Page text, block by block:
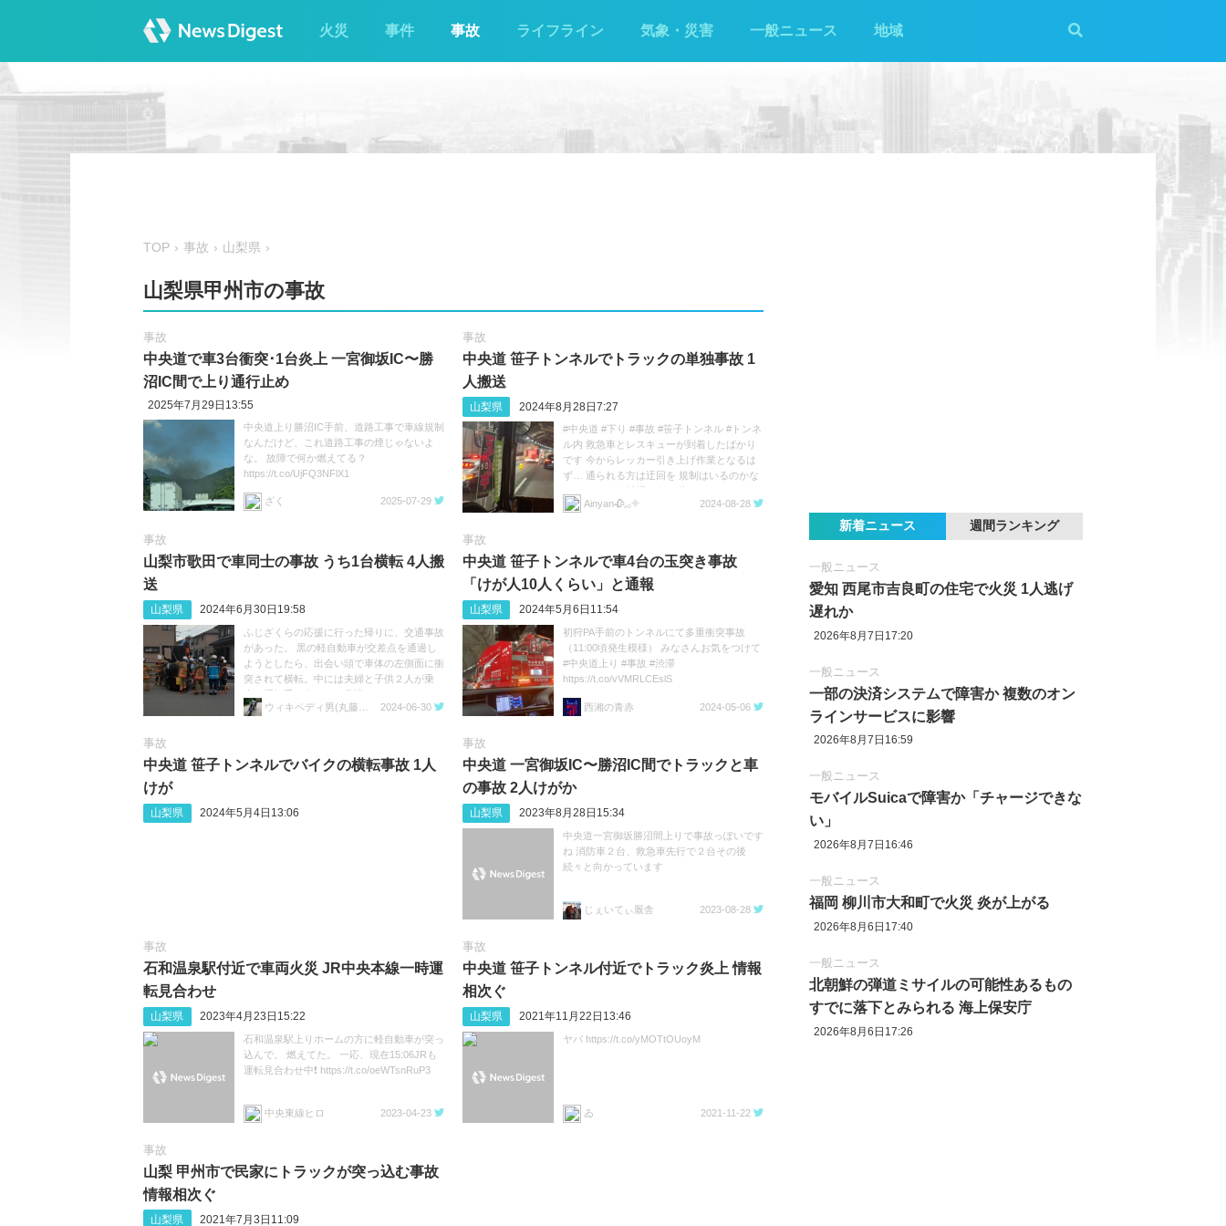
火災 事件 事故 ライフライン 気象・災害 一般ニュース 地域
TOP 事故 山梨県
山梨県甲州市の事故
事故
中央道で車3台衝突･1台炎上 一宮御坂IC〜勝
沼IC間で上り通行止め
2025年7月29日13:55
中央道上り勝沼IC手前、道路工事で車線規制
なんだけど、これ道路工事の煙じゃないよ
な。 故障で何か燃えてる？
https://t.co/UjFQ3NFlX1
ざく 2025-07-29
事故
中央道 笹子トンネルでトラックの単独事故 1
人搬送
山梨県 2024年8月28日7:27
#中央道 #下り #事故 #笹子トンネル #トンネ
ル内 救急車とレスキューが到着したばかり
です 今からレッカー引き上げ作業となるは
ず… 通られる方は迂回を 規制はいるのかな
(2024/08/28 06:35:06)
Ainyan🥀𓈒𓂂𓇬 2024-08-28
事故
山梨市歌田で車同士の事故 うち1台横転 4人搬
送
山梨県 2024年6月30日19:58
ふじざくらの応援に行った帰りに、交通事故
があった。 黒の軽自動車が交差点を通過し
ようとしたら、出会い頭で車体の左側面に衝
突されて横転。中には夫婦と子供２人が乗
車。運転手の奥さんは意識はあり、ガラスで
手を怪我して流血していた。旦那さんや子供
2024-06-30
事故
中央道 笹子トンネルで車4台の玉突き事故
「けが人10人くらい」と通報
山梨県 2024年5月6日11:54
初狩PA手前のトンネルにて多重衝突事故
（11:00頃発生模様） みなさんお気をつけて
#中央道上り #事故 #渋滞
https://t.co/vVMRLCEslS
西湘の青赤 2024-05-06
事故
中央道 笹子トンネルでバイクの横転事故 1人
けが
山梨県 2024年5月4日13:06
事故
中央道 一宮御坂IC〜勝沼IC間でトラックと車
の事故 2人けがか
山梨県 2023年8月28日15:34
中央道一宮御坂勝沼間上りで事故っぽいです
ね 消防車２台、救急車先行で２台その後
続々と向かっています
じぇいてぃ厩舎 2023-08-28
事故
石和温泉駅付近で車両火災 JR中央本線一時運
転見合わせ
山梨県 2023年4月23日15:22
石和温泉駅上りホームの方に軽自動車が突っ
込んで。 燃えてた。 一応、現在15:06JRも
運転見合わせ中❗ https://t.co/oeWTsnRuP3
中央東線ヒロ 2023-04-23
事故
中央道 笹子トンネル付近でトラック炎上 情報
相次ぐ
山梨県 2021年11月22日13:46
ヤバ https://t.co/yMOTtOUoyM
ゐ 2021-11-22
事故
山梨 甲州市で民家にトラックが突っ込む事故
情報相次ぐ
山梨県 2021年7月3日11:09
新着ニュース 週間ランキング
一般ニュース
愛知 西尾市吉良町の住宅で火災 1人逃げ
遅れか
2026年8月7日17:20
一般ニュース
一部の決済システムで障害か 複数のオン
ラインサービスに影響
2026年8月7日16:59
一般ニュース
モバイルSuicaで障害か「チャージできな
い」
2026年8月7日16:46
一般ニュース
福岡 柳川市大和町で火災 炎が上がる
2026年8月6日17:40
一般ニュース
北朝鮮の弾道ミサイルの可能性あるもの
すでに落下とみられる 海上保安庁
2026年8月6日17:26